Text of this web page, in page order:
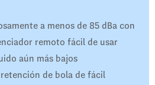
a menos de 85 dBa con
remoto fácil de usar
aún más bajos
de bola de fácil